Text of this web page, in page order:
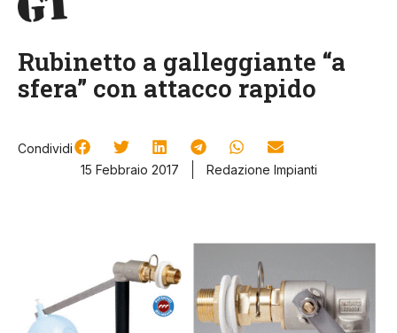
Rubinetto a galleggiante “a
sfera” con attacco rapido
Condividi
15 Febbraio 2017
Redazione Impianti